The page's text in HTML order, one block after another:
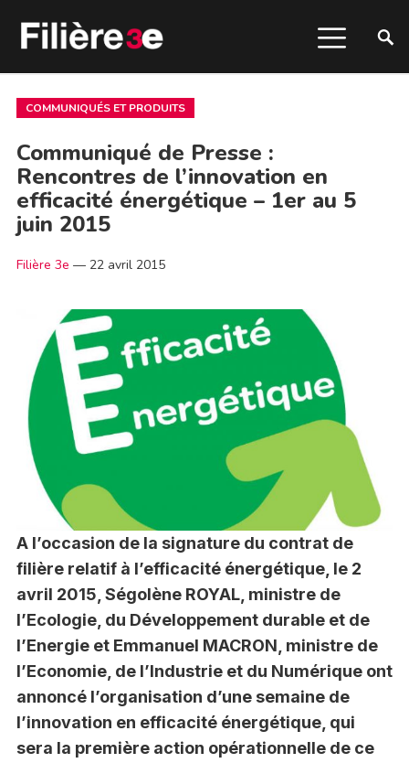
COMMUNIQUÉS ET PRODUITS
Communiqué de Presse :
Rencontres de l’innovation en
efficacité énergétique – 1er au 5
juin 2015
Filière 3e — 22 avril 2015
A l’occasion de la signature du contrat de
filière relatif à l’efficacité énergétique, le 2
avril 2015, Ségolène ROYAL, ministre de
l’Ecologie, du Développement durable et de
l’Energie et Emmanuel MACRON, ministre de
l’Economie, de l’Industrie et du Numérique ont
annoncé l’organisation d’une semaine de
l’innovation en efficacité énergétique, qui
sera la première action opérationnelle de ce